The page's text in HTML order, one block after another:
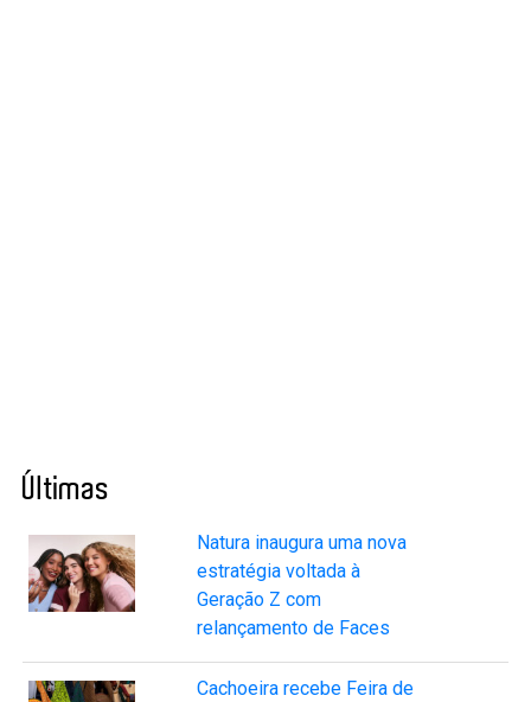
Últimas
Natura inaugura uma nova
estratégia voltada à
Geração Z com
relançamento de Faces
Cachoeira recebe Feira de